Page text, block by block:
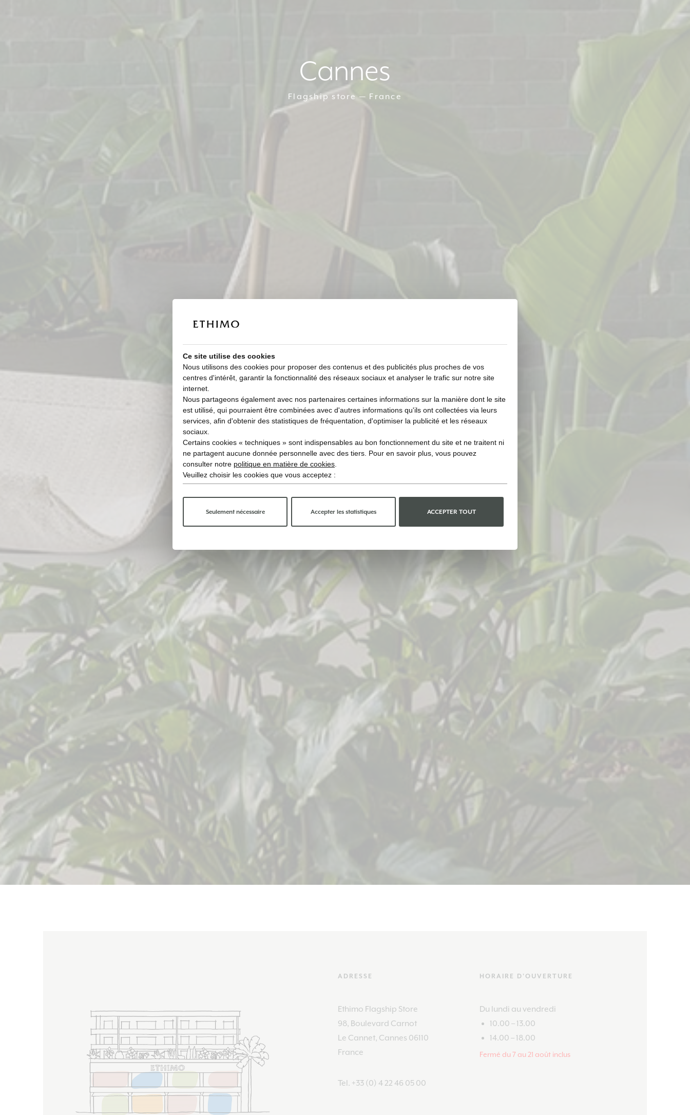
Cannes
Flagship store — France
ADRESSE
Ethimo Flagship Store
98, Boulevard Carnot
Le Cannet, Cannes 06110
France
Tel. +33 (0) 4 22 46 05 00
HORAIRE D'OUVERTURE
Du lundi au vendredi
10.00 – 13.00
14.00 – 18.00
Fermé du 7 au 21 août inclus
Ce site utilise des cookies
Nous utilisons des cookies pour proposer des contenus et des publicités plus proches de vos
centres d'intérêt, garantir la fonctionnalité des réseaux sociaux et analyser le trafic sur notre site
internet.
Nous partageons également avec nos partenaires certaines informations sur la manière dont le site
est utilisé, qui pourraient être combinées avec d'autres informations qu'ils ont collectées via leurs
services, afin d'obtenir des statistiques de fréquentation, d'optimiser la publicité et les réseaux
sociaux.
Certains cookies « techniques » sont indispensables au bon fonctionnement du site et ne traitent ni
ne partagent aucune donnée personnelle avec des tiers. Pour en savoir plus, vous pouvez
consulter notre politique en matière de cookies.
Veuillez choisir les cookies que vous acceptez :
Seulement nécessaire Accepter les statistiques ACCEPTER TOUT